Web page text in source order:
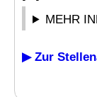
MEHR
▶ Zur